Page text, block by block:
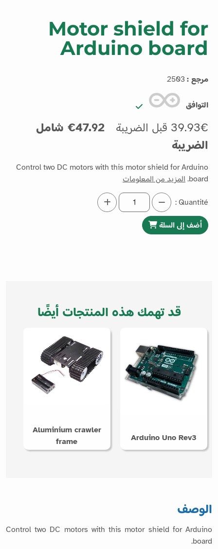
Motor shield for
Arduino board
مرجع :
التوافق
39.93€ قبل الضريبة
47.92€ شامل
الضريبة
Control two DC motors with this motor shield for Arduino
board. المزيد من المعلومات
Quantité :
أضف إلى السلة
قد تهمك هذه المنتجات أيضًا
Arduino Uno Rev3
Aluminium crawler
frame
الوصف
Control two DC motors with this motor shield for Arduino
board.